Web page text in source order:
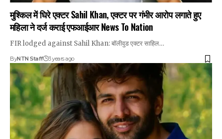
मुश्किल में घिरे एक्टर Sahil Khan, एक्टर पर गंभीर आरोप लगाते हुए
महिला ने दर्ज कराई एफआईआर News To Nation
FIR lodged against Sahil Khan: बॉलीवुड एक्टर साहिल…
ByNTN Staff 3 years ago